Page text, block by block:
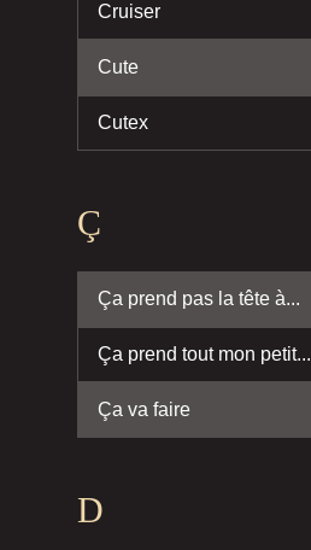
Cruiser
Cute
Cutex
Ç
Ça prend pas la tête à...
Ça prend tout mon petit...
Ça va faire
D